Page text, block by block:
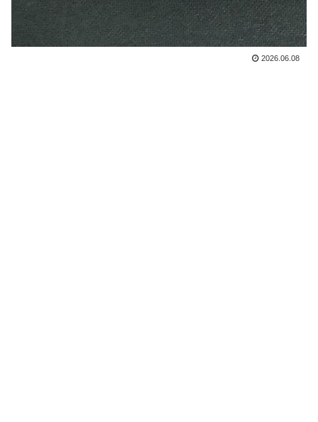
2026.06.08